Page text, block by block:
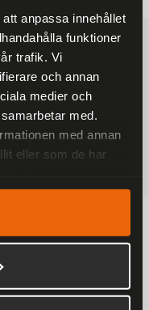
anpassa innehållet
funktioner
trafik. Vi
och annan
medier och
med.
med annan
eller som de har
kr